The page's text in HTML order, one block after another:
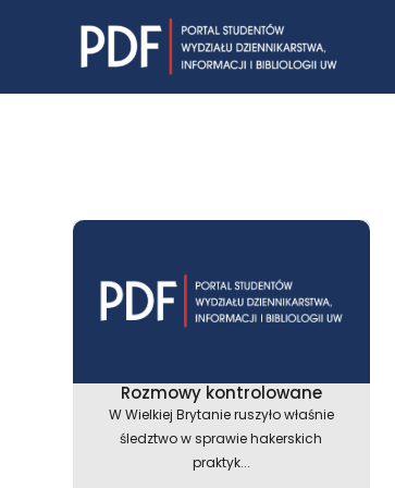
Rozmowy kontrolowane
W Wielkiej Brytanie ruszyło właśnie
śledztwo w sprawie hakerskich
praktyk...